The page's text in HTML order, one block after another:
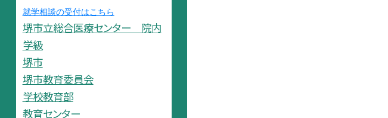
就学相談の受付はこちら
堺市立総合医療センター 院内
学級
堺市
堺市教育委員会
学校教育部
教育センター